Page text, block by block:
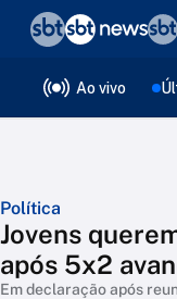
Ao vivo
Política
Jovens
após 5x2
Em declaração após
❮voltar